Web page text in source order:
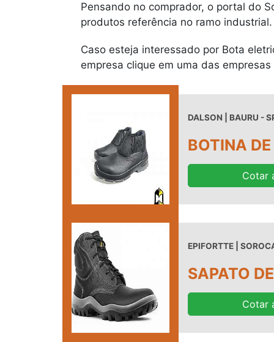
Pensando no comprador, o portal do
produtos referência no ramo industrial.
Caso esteja interessado por Bota
empresa clique em uma das empresas
DALSON | BAURU -
BOTINA
Cotar
EPIFORTTE |
SAPATO
Cotar